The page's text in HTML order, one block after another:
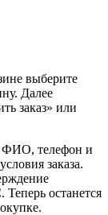
выберите
Далее
заказ» или
ФИО, телефон и
заказа.
останется